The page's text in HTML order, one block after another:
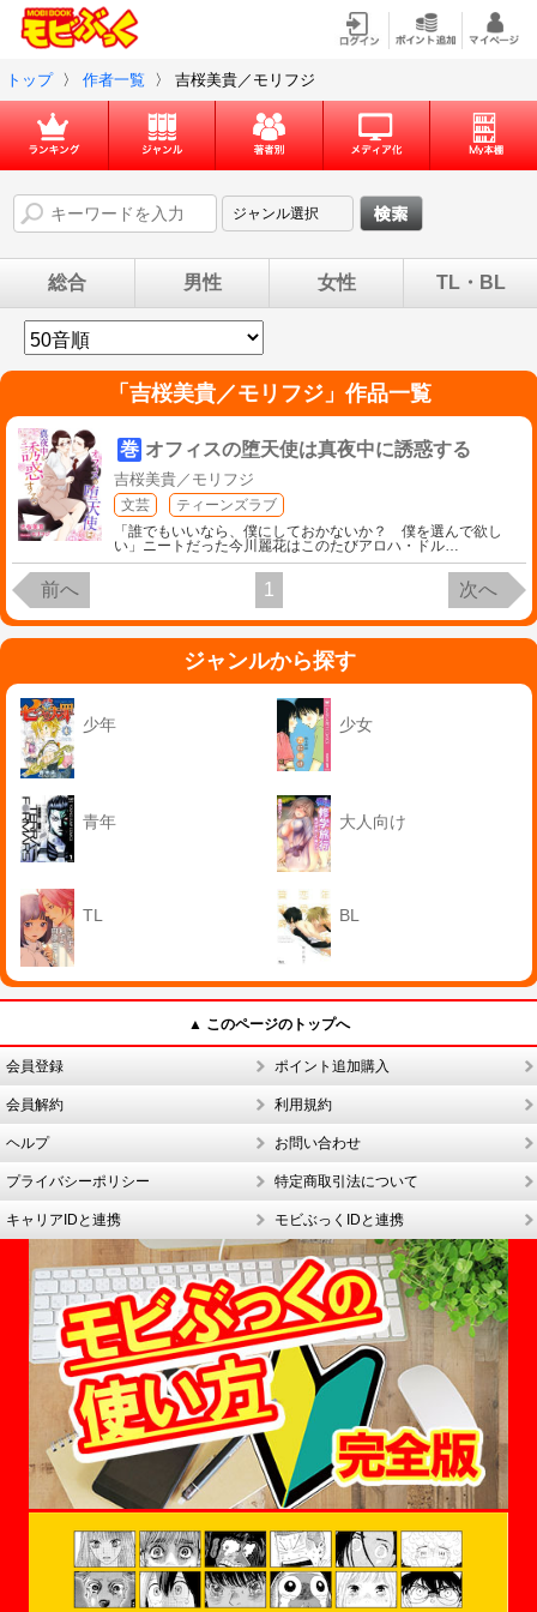
トップ 〉 作者一覧 〉 吉桜美貴／モリフジ
総合 男性 女性 TL・BL
「 吉桜美貴／モリフジ」作品一覧
巻 オフィスの堕天使は真夜中に誘惑する
吉桜美貴／モリフジ
文芸
ティーンズラブ
「誰でもいいなら、僕にしておかないか？ 僕を選んで欲し
い」ニートだった今川麗花はこのたびアロハ・ドル…
前へ 1 次へ
ジャンルから探す
少年 少女
青年 大人向け
TL BL
▲ このページのトップへ
会員登録 ポイント追加購入
会員解約 利用規約
ヘルプ お問い合わせ
プライバシーポリシー 特定商取引法について
キャリアIDと連携 モビぶっくIDと連携